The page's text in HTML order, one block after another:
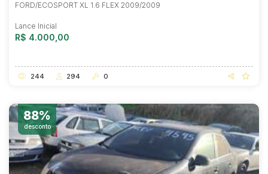
FORD/ECOSPORT XL 1.6 FLEX 2009/2009
Lance Inicial
R$ 4.000,00
244 294 0
88%
desconto